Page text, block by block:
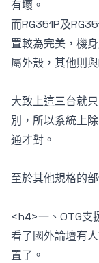
有壞。
而RG351P及
置較為完美，機
屬外殼，其他則
大致上這三台就
別，所以系統上
通才對。
至於其他規格的
<h4>一、OTG支
看了國外論壇有
置了。